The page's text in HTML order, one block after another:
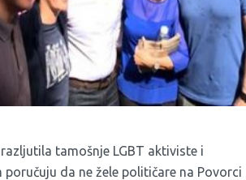
tamošnje LGBT aktiviste i
da ne žele političare na Povorci